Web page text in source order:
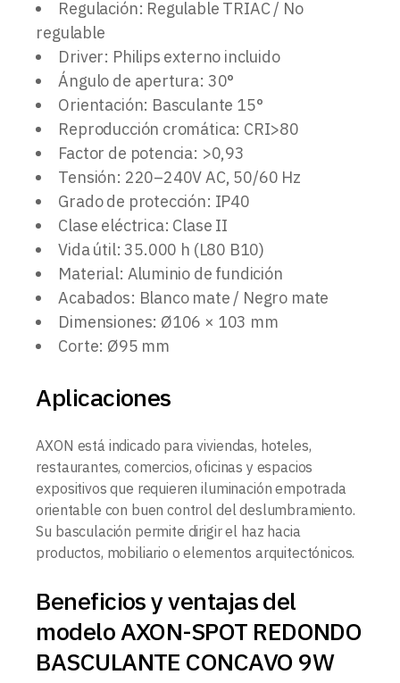
Regulación: Regulable TRIAC / No
regulable
Driver: Philips externo incluido
Ángulo de apertura: 30°
Orientación: Basculante 15°
Reproducción cromática: CRI>80
Factor de potencia: >0,93
Tensión: 220–240V AC, 50/60 Hz
Grado de protección: IP40
Clase eléctrica: Clase II
Vida útil: 35.000 h (L80 B10)
Material: Aluminio de fundición
Acabados: Blanco mate / Negro mate
Dimensiones: Ø106 × 103 mm
Corte: Ø95 mm
Aplicaciones
AXON está indicado para viviendas, hoteles,
restaurantes, comercios, oficinas y espacios
expositivos que requieren iluminación empotrada
orientable con buen control del deslumbramiento.
Su basculación permite dirigir el haz hacia
productos, mobiliario o elementos arquitectónicos.
Beneficios y ventajas del
modelo AXON-SPOT REDONDO
BASCULANTE CONCAVO 9W